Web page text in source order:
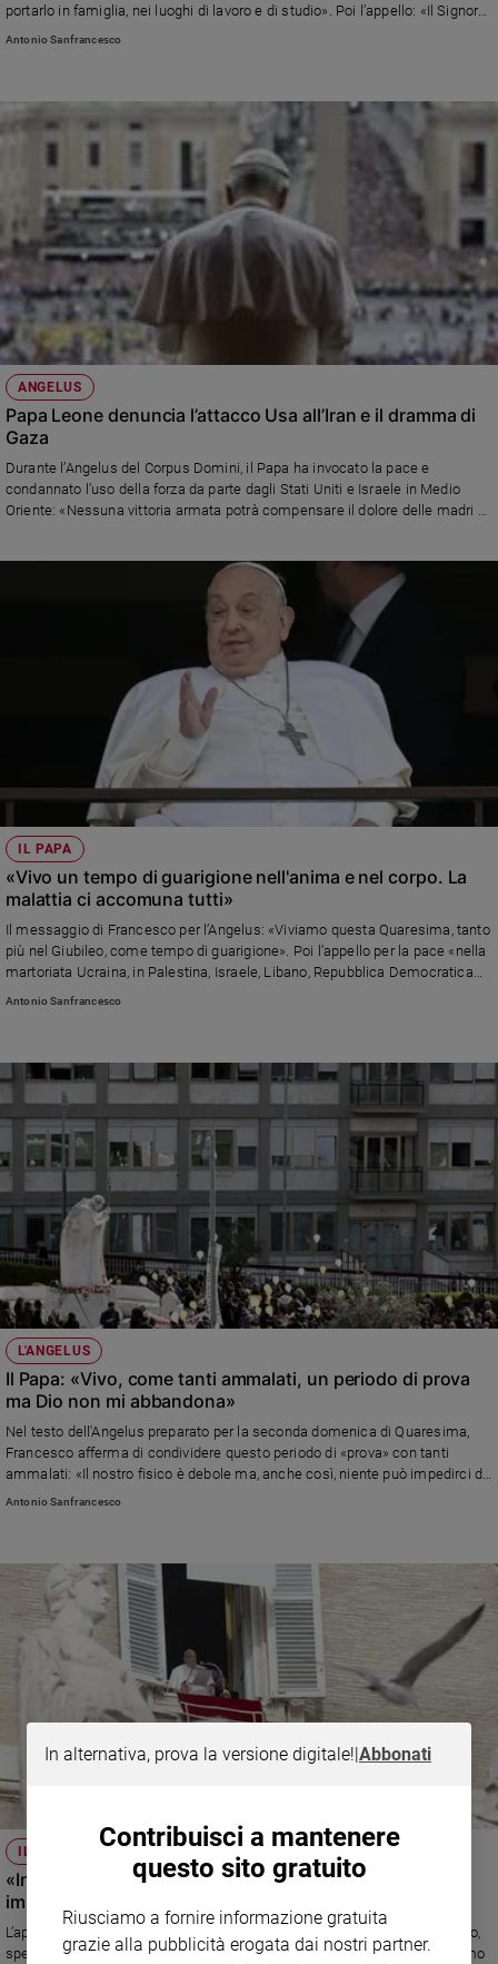
portarlo in famiglia, nei luoghi di lavoro e di studio». Poi l’appello: «Il Signore
tocchi i cuori e ispiri le menti dei governanti affinché alla violenza delle armi
Antonio Sanfrancesco
ANGELUS
Papa Leone denuncia l’attacco Usa all’Iran e il dramma di
Gaza
Durante l’Angelus del Corpus Domini, il Papa ha invocato la pace e
condannato l’uso della forza da parte dagli Stati Uniti e Israele in Medio
Oriente: «Nessuna vittoria armata potrà compensare il dolore delle madri e
IL PAPA
«Vivo un tempo di guarigione nell'anima e nel corpo. La
malattia ci accomuna tutti»
Il messaggio di Francesco per l’Angelus: «Viviamo questa Quaresima, tanto
più nel Giubileo, come tempo di guarigione». Poi l’appello per la pace «nella
martoriata Ucraina, in Palestina, Israele, Libano, Repubblica Democratica
del Congo e Myanmar, che soffre tanto anche per il terremoto» e un invito
Antonio Sanfrancesco
L'ANGELUS
Il Papa: «Vivo, come tanti ammalati, un periodo di prova
ma Dio non mi abbandona»
Nel testo dell'Angelus preparato per la seconda domenica di Quaresima,
Francesco afferma di condividere questo periodo di «prova» con tanti
ammalati: «Il nostro fisico è debole ma, anche così, niente può impedirci di
amare, di pregare, di donare noi stessi, di essere l’uno per l’altro, nella fede,
Papa vi vuole bene e aspetta sempre di incontrarvi»
Antonio Sanfrancesco
IL PAPA
«In questo anno giubilare i governanti cristiani si
impegnino per la pace»
L’appello di Francesco all’Angelus: «In questo Anno Santo rinnovo l'appello,
specialmente ai governatori di fede cristiana, affinché si metta il massimo
In alternativa, prova la versione digitale!|Abbonati
Contribuisci a mantenere
questo sito gratuito
Riusciamo a fornire informazione gratuita
grazie alla pubblicità erogata dai nostri partner.